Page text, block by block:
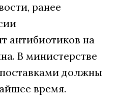
ранее
антибиотиков на
В министерстве
должны
время.